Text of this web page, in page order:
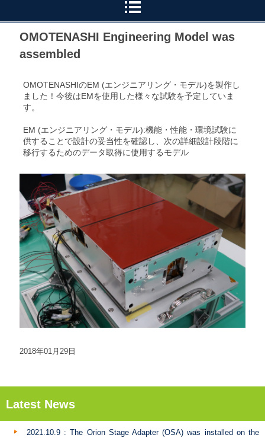
OMOTENASHI Engineering Model was
assembled
OMOTENASHIのEM (エンジニアリング・モデル)を製作し
ました！今後はEMを使用した様々な試験を予定していま
す。
EM (エンジニアリング・モデル):機能・性能・環境試験に
供することで設計の妥当性を確認し、次の詳細設計段階に
移行するためのデータ取得に使用するモデル
2018年01月29日
Latest News
2021.10.9 : The Orion Stage Adapter (OSA) was installed on the